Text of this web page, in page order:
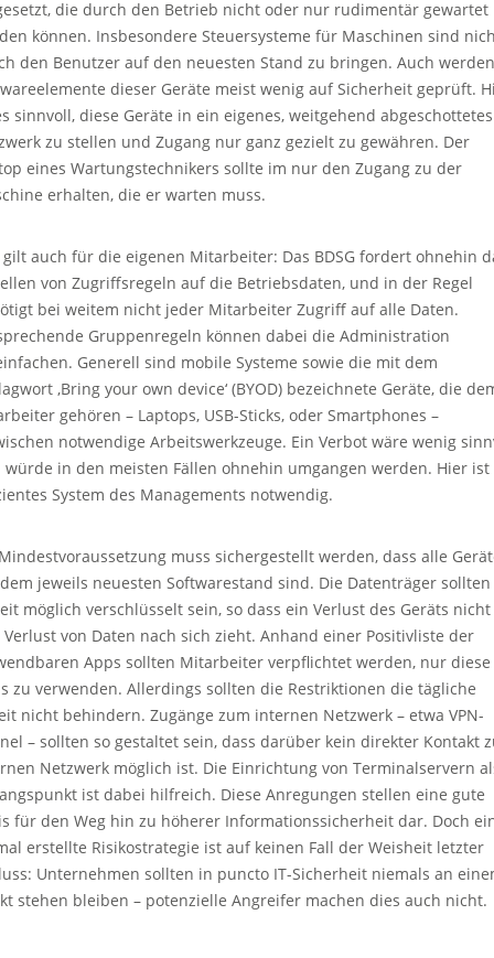
die durch den Betrieb nicht oder nur rudimentär gewartet
können. Insbesondere Steuersysteme für Maschinen sind
den Benutzer auf den neuesten Stand zu bringen. Auch
dieser Geräte meist wenig auf Sicherheit geprüft.
sinnvoll, diese Geräte in ein eigenes, weitgehend abgeschottetes
zu stellen und Zugang nur ganz gezielt zu gewähren. Der
eines Wartungstechnikers sollte im nur den Zugang zu der
erhalten, die er warten muss.
gilt auch für die eigenen Mitarbeiter: Das BDSG fordert ohnehin
von Zugriffsregeln auf die Betriebsdaten, und in der Regel
bei weitem nicht jeder Mitarbeiter Zugriff auf alle Daten.
Gruppenregeln können dabei die Administration
Generell sind mobile Systeme sowie die mit dem
‚Bring your own device‘ (BYOD) bezeichnete Geräte, die
gehören – Laptops, USB-Sticks, oder Smartphones –
notwendige Arbeitswerkzeuge. Ein Verbot wäre wenig
würde in den meisten Fällen ohnehin umgangen werden. Hier ist
System des Managements notwendig.
muss sichergestellt werden, dass alle
jeweils neuesten Softwarestand sind. Die Datenträger sollten
möglich verschlüsselt sein, so dass ein Verlust des Geräts nicht
Verlust von Daten nach sich zieht. Anhand einer Positivliste der
Apps sollten Mitarbeiter verpflichtet werden, nur diese
zu verwenden. Allerdings sollten die Restriktionen die tägliche
nicht behindern. Zugänge zum internen Netzwerk – etwa VPN-
– sollten so gestaltet sein, dass darüber kein direkter Kontakt
Netzwerk möglich ist. Die Einrichtung von Terminalservern
ist dabei hilfreich. Diese Anregungen stellen eine gute
für den Weg hin zu höherer Informationssicherheit dar. Doch
erstellte Risikostrategie ist auf keinen Fall der Weisheit letzter
Unternehmen sollten in puncto IT-Sicherheit niemals an
stehen bleiben – potenzielle Angreifer machen dies auch nicht.